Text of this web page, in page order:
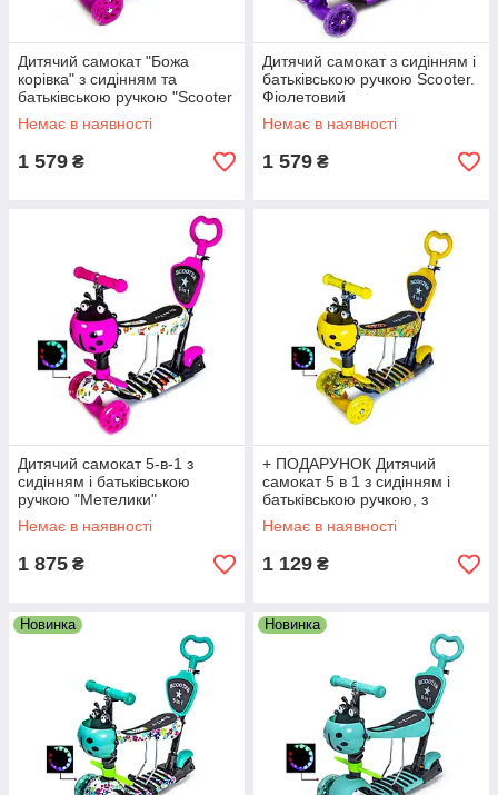
Дитячий самокат "Божа
корівка" з сидінням та
батьківською ручкою "Scooter
5 в 1". Рожевий колір
Немає в наявності
1 579 ₴
Дитячий самокат з сидінням і
батьківською ручкою Scooter.
Фіолетовий
Немає в наявності
1 579 ₴
Дитячий самокат 5-в-1 з
сидінням і батьківською
ручкою "Метелики"
Немає в наявності
1 875 ₴
+ ПОДАРУНОК Дитячий
самокат 5 в 1 з сидінням і
батьківською ручкою, з
малюнком "Карусель"
Немає в наявності
1 129 ₴
Новинка Новинка